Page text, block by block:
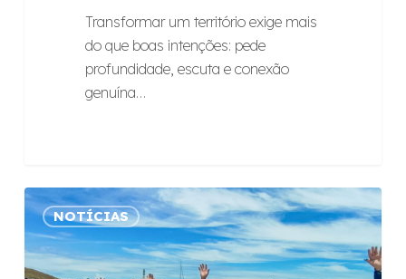
Transformar um território exige mais
do que boas intenções: pede
profundidade, escuta e conexão
genuína…
Saiba
como
foi
a
NOTÍCIAS